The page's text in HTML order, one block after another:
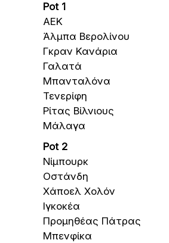
Pot 1
ΑΕΚ
Άλμπα Βερολίνου
Γκραν Κανάρια
Γαλατά
Μπανταλόνα
Τενερίφη
Ρίτας Βίλνιους
Μάλαγα
Pot 2
Νίμπουρκ
Οστάνδη
Χάποελ Χολόν
Ιγκοκέα
Προμηθέας Πάτρας
Μπενφίκα